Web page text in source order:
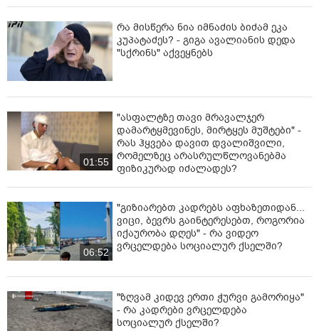
რა მისწერა ნია იმნაძის ბიძამ ეკა
კუპატაძეს? - გიგა ავალიანის დედა
"სქრინს" აქვეყნებს
01:55
"ასფალტზე თავი მრავალჯერ
დამარტყმევინეს, მირტყეს მუშტები" -
რას ჰყვება დავით დვალიშვილი,
რომელზეც არასრულწლოვანებმა
ფიზიკურად იძალადეს?
06:52
"გიზიარებთ კადრებს აფხაზეთიდან...
ვიცი, ბევრს გაინტერესებთ, როგორია
იქაურობა დღეს" - რა ვიდეო
ვრცელდება სოციალურ ქსელში?
"ზღვამ კიდევ ერთი ჭურვი გამორიყა"
- რა კადრები ვრცელდება
სოციალურ ქსელში?